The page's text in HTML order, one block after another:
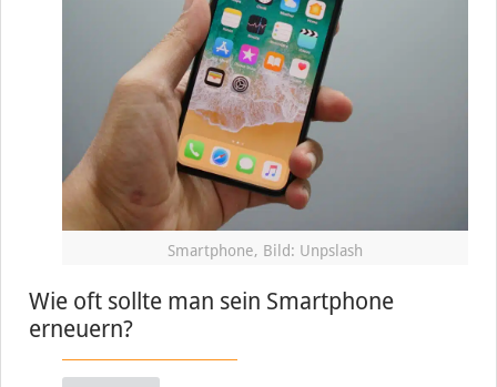
Smartphone, Bild: Unpslash
Wie oft sollte man sein Smartphone
erneuern?